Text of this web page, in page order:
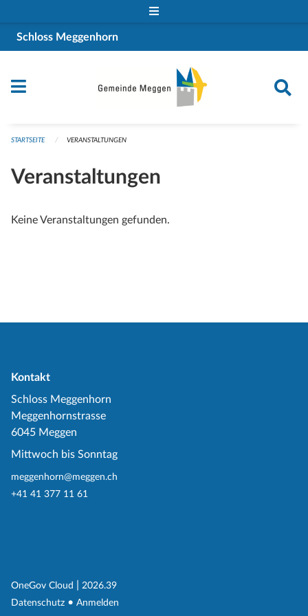
Schloss Meggenhorn
STARTSEITE VERANSTALTUNGEN
Veranstaltungen
Keine Veranstaltungen gefunden.
Kontakt
Schloss Meggenhorn
Meggenhornstrasse
6045 Meggen
Mittwoch bis Sonntag
meggenhorn@meggen.ch
+41 41 377 11 61
OneGov Cloud (External Link)
2026.39
Datenschutz (External Link)
Anmelden